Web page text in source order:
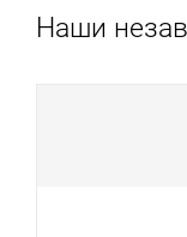
Наши